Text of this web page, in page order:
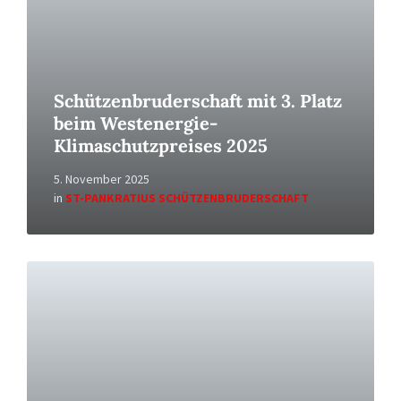
Schützenbruderschaft mit 3. Platz
beim Westenergie-
Klimaschutzpreises 2025
5. November 2025
in ST-PANKRATIUS SCHÜTZENBRUDERSCHAFT